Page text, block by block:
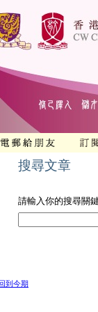
搜尋文章
請輸入你的搜尋關
到今期